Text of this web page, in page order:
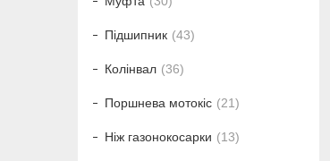
Підшипник 43
Колінвал 36
Поршнева мотокіс 21
Ніж газонокосарки 13